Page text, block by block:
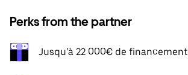
Perks from the partner
Jusqu’à 22 000€ de financement